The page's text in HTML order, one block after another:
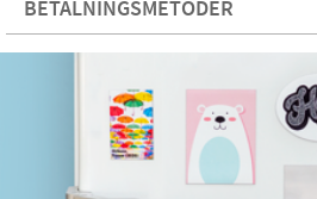
BETALNINGSMETODER